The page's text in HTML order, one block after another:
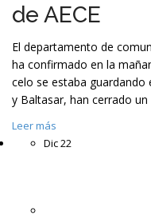
de AECE
El departamento de
ha confirmado en la
celo se estaba guardando
y Baltasar, han cerrado
Leer más
Dic22